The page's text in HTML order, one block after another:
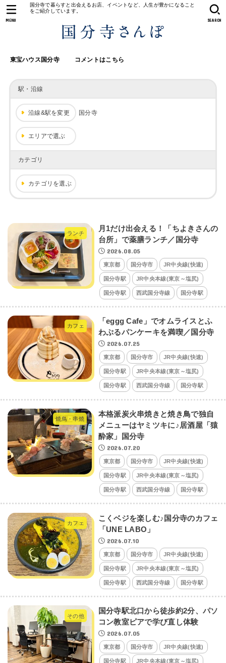
国分寺で暮らすと出会えるお店、イベントなど、人生が豊かになること
をご紹介しています。
東宝ハウス国分寺 コメントはこちら
SEARCH
MENU
駅・沿線
沿線&駅を変更 国分寺
エリアで選ぶ
カテゴリ
カテゴリを選ぶ
ランチ
月1だけ出会える！「ちよきさんの
台所」で薬膳ランチ／国分寺
2026.08.05
東京都 国分寺市 JR中央線(快速)
国分寺駅 JR中央本線(東京～塩尻)
国分寺駅 西武国分寺線 国分寺駅
カフェ
「eggg Cafe」でオムライスとふ
わぷるパンケーキを満喫／国分寺
2026.07.25
東京都 国分寺市 JR中央線(快速)
国分寺駅 JR中央本線(東京～塩尻)
国分寺駅 西武国分寺線 国分寺駅
焼鳥・串焼
本格派炭火串焼きと焼き鳥で独自
メニューはヤミツキに♪居酒屋「猿
酔家」国分寺
2026.07.20
東京都 国分寺市 JR中央線(快速)
国分寺駅 JR中央本線(東京～塩尻)
国分寺駅 西武国分寺線 国分寺駅
カフェ
こくベジを楽しむ♪国分寺のカフェ
「UNE LABO」
2026.07.10
東京都 国分寺市 JR中央線(快速)
国分寺駅 JR中央本線(東京～塩尻)
国分寺駅 西武国分寺線 国分寺駅
その他
国分寺駅北口から徒歩約2分、パソ
コン教室ピアで学び直し体験
2026.07.05
東京都 国分寺市 JR中央線(快速)
国分寺駅 JR中央本線(東京～塩尻)